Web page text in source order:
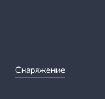
Снаряжение